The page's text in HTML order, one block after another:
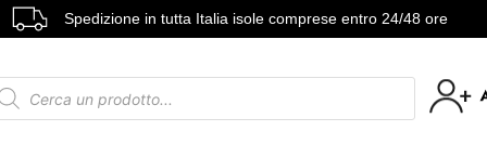
Spedizione in tutta Italia isole comprese entro 24/48 ore